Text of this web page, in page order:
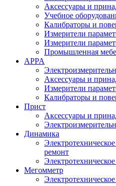
Аксессуары и
Учебное
Калибраторы и
Измерители
Измерители
Промышленная
APPA
Аксессуары и
Измерители
Калибраторы и
Прист
Аксессуары и
Динамика
ремонт
Мегомметр